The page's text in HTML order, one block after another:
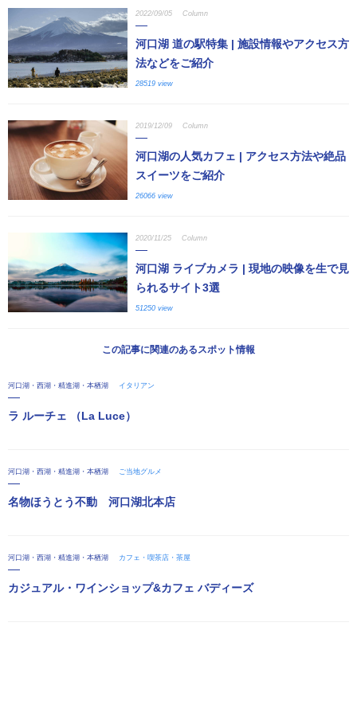
2022/09/05 Column
河口湖 道の駅特集 | 施設情報やアクセス方
法などをご紹介
28519 view
2019/12/09 Column
河口湖の人気カフェ | アクセス方法や絶品
スイーツをご紹介
26066 view
2020/11/25 Column
河口湖 ライブカメラ | 現地の映像を生で見
られるサイト3選
51250 view
この記事に関連のあるスポット情報
河口湖・西湖・精進湖・本栖湖 イタリアン
ラ ルーチェ （La Luce）
河口湖・西湖・精進湖・本栖湖 ご当地グルメ
名物ほうとう不動 河口湖北本店
河口湖・西湖・精進湖・本栖湖 カフェ・喫茶店・茶屋
カジュアル・ワインショップ&カフェ バディーズ